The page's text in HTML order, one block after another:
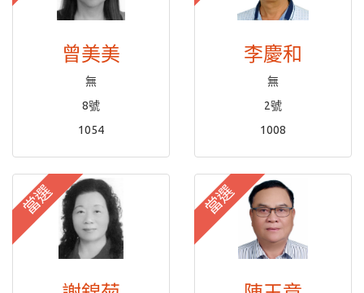
曾美美
無
8號
1054
李慶和
無
2號
1008
當選 當選